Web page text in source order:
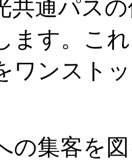
共通パス
ます。こ
ワンスト
の集客を